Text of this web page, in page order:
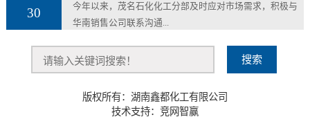
30
今年以来，茂名石化化工分部及时应对市场需求，积极与
华南销售公司联系沟通...
版权所有：湖南鑫都化工有限公司
技术支持： 竞网智赢